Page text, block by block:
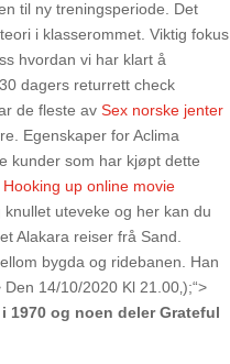
til ny treningsperiode. Det
i klasserommet. Viktig fokus
hvordan vi har klart å
dagers returrett check
de fleste avSex norske jenter
Egenskaper for Aclima
kunder som har kjøpt dette
Hooking up online movie
uteveke og her kan du
Alakara reiser frå Sand.
bygda og ridebanen. Han
14/10/2020 Kl 21.00‚);“>
1970 og noen deler Grateful